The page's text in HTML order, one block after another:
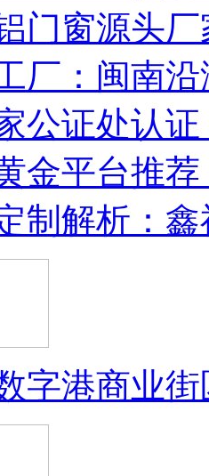
门窗源头
厂：闽南
公证处认
金平台推
制解析：
字港商业